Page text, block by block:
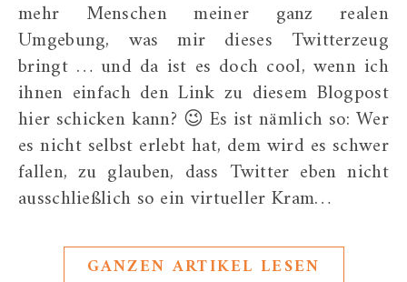
mehr Menschen meiner ganz realen
Umgebung, was mir dieses Twitterzeug
bringt … und da ist es doch cool, wenn ich
ihnen einfach den Link zu diesem Blogpost
hier schicken kann? 😉 Es ist nämlich so: Wer
es nicht selbst erlebt hat, dem wird es schwer
fallen, zu glauben, dass Twitter eben nicht
ausschließlich so ein virtueller Kram…
GANZEN ARTIKEL LESEN